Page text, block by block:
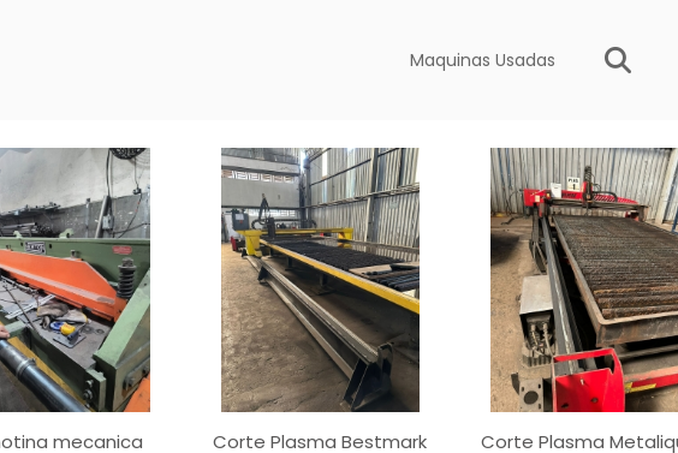
Maquinas Usadas
mecanica
Corte Plasma Bestmark
Corte Plasma